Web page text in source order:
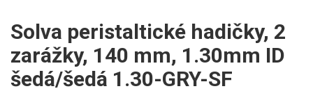
PERKINELMER
SHIMADZU
THERMO ELECTRON (UNICAM)
UV-VIS FLUO
Solva peristaltické hadičky, 2
zarážky, 140 mm, 1.30mm ID
šedá/šedá 1.30-GRY-SF